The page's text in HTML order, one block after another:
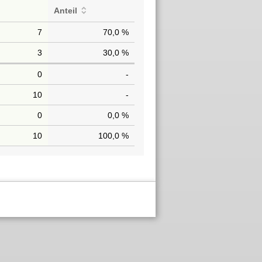
Anteil
7 70,0 %
3 30,0 %
0 -
10 -
0 0,0 %
10 100,0 %